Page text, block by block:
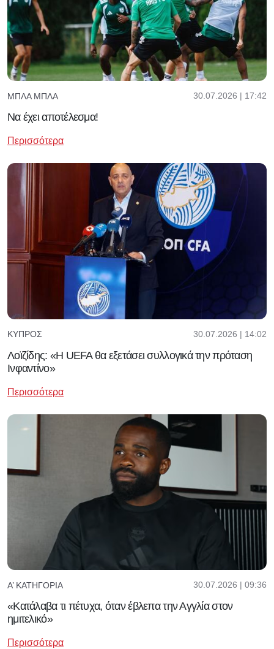
ΜΠΛΑ ΜΠΛΑ 30.07.2026 | 17:42
Να έχει αποτέλεσμα!
Περισσότερα
ΚΎΠΡΟΣ 30.07.2026 | 14:02
Λοϊζίδης: «Η UEFA θα εξετάσει συλλογικά την πρόταση
Ινφαντίνο»
Περισσότερα
Α’ ΚΑΤΗΓΟΡΊΑ 30.07.2026 | 09:36
«Κατάλαβα τι πέτυχα, όταν έβλεπα την Αγγλία στον
ημιτελικό»
Περισσότερα